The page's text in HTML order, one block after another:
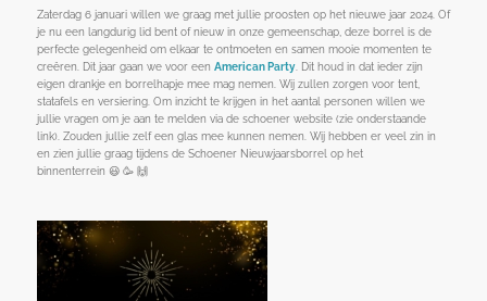
Zaterdag 6 januari willen we graag met jullie proosten op het nieuwe jaar 2024. Of
je nu een langdurig lid bent of nieuw in onze gemeenschap, deze borrel is de
perfecte gelegenheid om elkaar te ontmoeten en samen mooie momenten te
creëren. Dit jaar gaan we voor een American Party. Dit houd in dat ieder zijn
eigen drankje en borrelhapje mee mag nemen. Wij zullen zorgen voor tent,
statafels en versiering. Om inzicht te krijgen in het aantal personen willen we
jullie vragen om je aan te melden via de schoener website (zie onderstaande
link). Zouden jullie zelf een glas mee kunnen nemen. Wij hebben er veel zin in
en zien jullie graag tijdens de Schoener Nieuwjaarsborrel op het
binnenterrein 😃 🥳 🙌